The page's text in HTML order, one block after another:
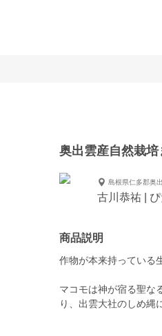
奥出雲産自然栽培
島根県仁多郡奥
古川恭祐 |
商品説明
作物が本来持っている
マコモは神が宿る聖な
り、出雲大社のしめ縄